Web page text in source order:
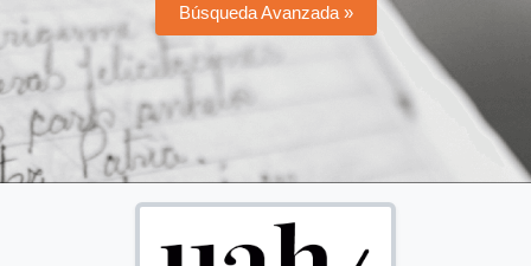
Búsqueda Avanzada »